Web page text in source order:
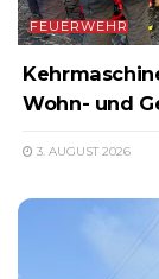
FEUERWEHR
Wohn- und
3. AUGUST 2026